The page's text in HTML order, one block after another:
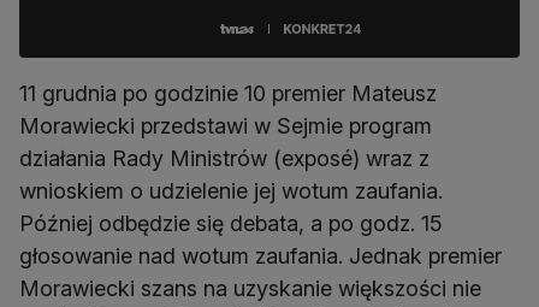
11 grudnia po godzinie 10 premier Mateusz
Morawiecki przedstawi w Sejmie program
działania Rady Ministrów (exposé) wraz z
wnioskiem o udzielenie jej wotum zaufania.
Później odbędzie się debata, a po godz. 15
głosowanie nad wotum zaufania. Jednak premier
Morawiecki szans na uzyskanie większości nie